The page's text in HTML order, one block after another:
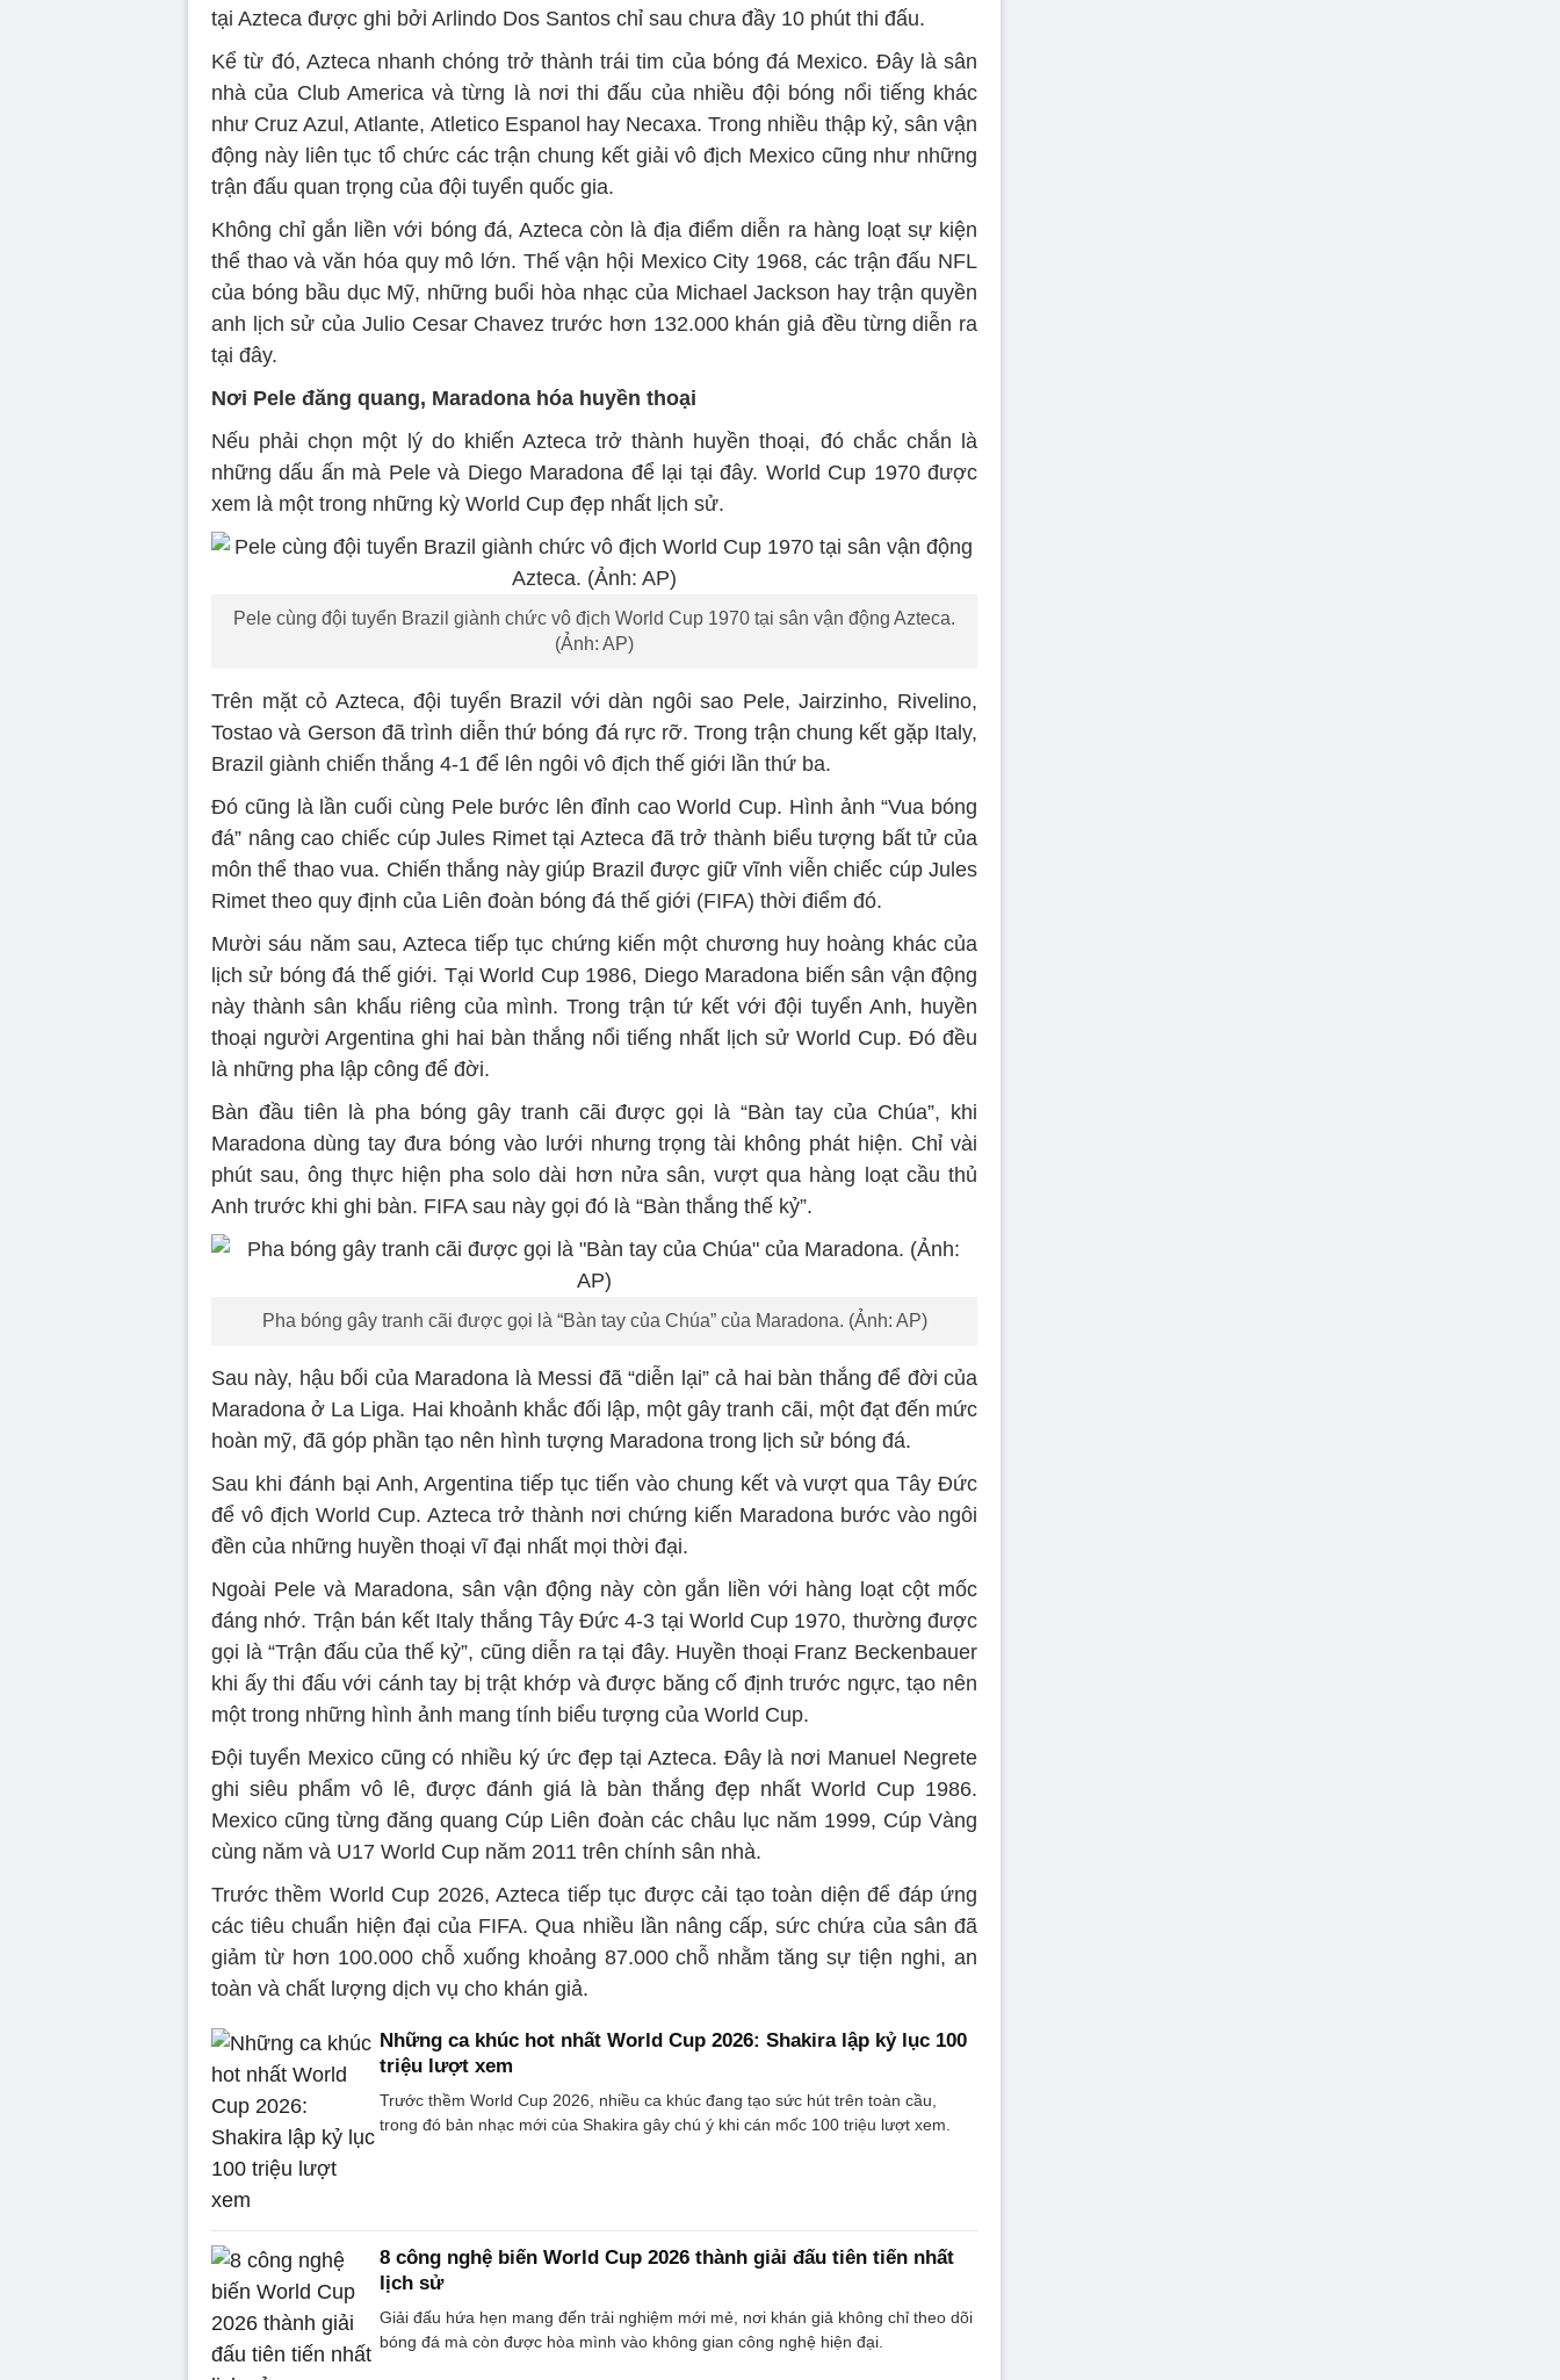
tại Azteca được ghi bởi Arlindo Dos Santos chỉ sau chưa đầy 10 phút thi đấu.
Kể từ đó, Azteca nhanh chóng trở thành trái tim của bóng đá Mexico. Đây là sân
nhà của Club America và từng là nơi thi đấu của nhiều đội bóng nổi tiếng khác
như Cruz Azul, Atlante, Atletico Espanol hay Necaxa. Trong nhiều thập kỷ, sân vận
động này liên tục tổ chức các trận chung kết giải vô địch Mexico cũng như những
trận đấu quan trọng của đội tuyển quốc gia.
Không chỉ gắn liền với bóng đá, Azteca còn là địa điểm diễn ra hàng loạt sự kiện
thể thao và văn hóa quy mô lớn. Thế vận hội Mexico City 1968, các trận đấu NFL
của bóng bầu dục Mỹ, những buổi hòa nhạc của Michael Jackson hay trận quyền
anh lịch sử của Julio Cesar Chavez trước hơn 132.000 khán giả đều từng diễn ra
tại đây.
Nơi Pele đăng quang, Maradona hóa huyền thoại
Nếu phải chọn một lý do khiến Azteca trở thành huyền thoại, đó chắc chắn là
những dấu ấn mà Pele và Diego Maradona để lại tại đây. World Cup 1970 được
xem là một trong những kỳ World Cup đẹp nhất lịch sử.
Pele cùng đội tuyển Brazil giành chức vô địch World Cup 1970 tại sân vận động Azteca.
(Ảnh: AP)
Trên mặt cỏ Azteca, đội tuyển Brazil với dàn ngôi sao Pele, Jairzinho, Rivelino,
Tostao và Gerson đã trình diễn thứ bóng đá rực rỡ. Trong trận chung kết gặp Italy,
Brazil giành chiến thắng 4-1 để lên ngôi vô địch thế giới lần thứ ba.
Đó cũng là lần cuối cùng Pele bước lên đỉnh cao World Cup. Hình ảnh “Vua bóng
đá” nâng cao chiếc cúp Jules Rimet tại Azteca đã trở thành biểu tượng bất tử của
môn thể thao vua. Chiến thắng này giúp Brazil được giữ vĩnh viễn chiếc cúp Jules
Rimet theo quy định của Liên đoàn bóng đá thế giới (FIFA) thời điểm đó.
Mười sáu năm sau, Azteca tiếp tục chứng kiến một chương huy hoàng khác của
lịch sử bóng đá thế giới. Tại World Cup 1986, Diego Maradona biến sân vận động
này thành sân khấu riêng của mình. Trong trận tứ kết với đội tuyển Anh, huyền
thoại người Argentina ghi hai bàn thắng nổi tiếng nhất lịch sử World Cup. Đó đều
là những pha lập công để đời.
Bàn đầu tiên là pha bóng gây tranh cãi được gọi là “Bàn tay của Chúa”, khi
Maradona dùng tay đưa bóng vào lưới nhưng trọng tài không phát hiện. Chỉ vài
phút sau, ông thực hiện pha solo dài hơn nửa sân, vượt qua hàng loạt cầu thủ
Anh trước khi ghi bàn. FIFA sau này gọi đó là “Bàn thắng thế kỷ”.
Pha bóng gây tranh cãi được gọi là “Bàn tay của Chúa” của Maradona. (Ảnh: AP)
Sau này, hậu bối của Maradona là Messi đã “diễn lại” cả hai bàn thắng để đời của
Maradona ở La Liga. Hai khoảnh khắc đối lập, một gây tranh cãi, một đạt đến mức
hoàn mỹ, đã góp phần tạo nên hình tượng Maradona trong lịch sử bóng đá.
Sau khi đánh bại Anh, Argentina tiếp tục tiến vào chung kết và vượt qua Tây Đức
để vô địch World Cup. Azteca trở thành nơi chứng kiến Maradona bước vào ngôi
đền của những huyền thoại vĩ đại nhất mọi thời đại.
Ngoài Pele và Maradona, sân vận động này còn gắn liền với hàng loạt cột mốc
đáng nhớ. Trận bán kết Italy thắng Tây Đức 4-3 tại World Cup 1970, thường được
gọi là “Trận đấu của thế kỷ”, cũng diễn ra tại đây. Huyền thoại Franz Beckenbauer
khi ấy thi đấu với cánh tay bị trật khớp và được băng cố định trước ngực, tạo nên
một trong những hình ảnh mang tính biểu tượng của World Cup.
Đội tuyển Mexico cũng có nhiều ký ức đẹp tại Azteca. Đây là nơi Manuel Negrete
ghi siêu phẩm vô lê, được đánh giá là bàn thắng đẹp nhất World Cup 1986.
Mexico cũng từng đăng quang Cúp Liên đoàn các châu lục năm 1999, Cúp Vàng
cùng năm và U17 World Cup năm 2011 trên chính sân nhà.
Trước thềm World Cup 2026, Azteca tiếp tục được cải tạo toàn diện để đáp ứng
các tiêu chuẩn hiện đại của FIFA. Qua nhiều lần nâng cấp, sức chứa của sân đã
giảm từ hơn 100.000 chỗ xuống khoảng 87.000 chỗ nhằm tăng sự tiện nghi, an
toàn và chất lượng dịch vụ cho khán giả.
Những ca khúc hot nhất World Cup 2026: Shakira lập kỷ lục 100
triệu lượt xem
Trước thềm World Cup 2026, nhiều ca khúc đang tạo sức hút trên toàn cầu,
trong đó bản nhạc mới của Shakira gây chú ý khi cán mốc 100 triệu lượt xem.
8 công nghệ biến World Cup 2026 thành giải đấu tiên tiến nhất
lịch sử
Giải đấu hứa hẹn mang đến trải nghiệm mới mẻ, nơi khán giả không chỉ theo dõi
bóng đá mà còn được hòa mình vào không gian công nghệ hiện đại.